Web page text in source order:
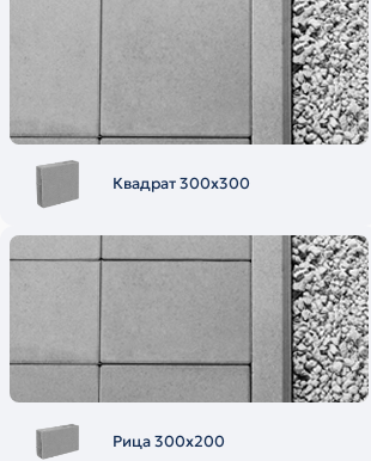
Квадрат 300х300
Рица 300х200